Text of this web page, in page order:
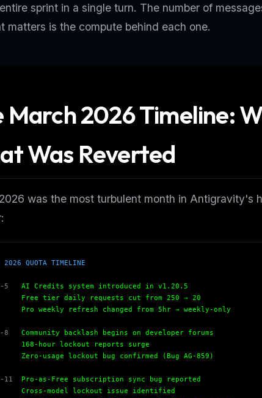
sprint in a single turn. The number of
matters is the compute behind each one.
March 2026 Timeline:
Was Reverted
was the most turbulent month in Antigravity's
2026 QUOTA TIMELINE
5 AI Credits system introduced in v1.20.5
tier daily requests cut from 250 → 20
weekly refresh changed from 5hr → weekly-only
8 Community backlash begins on developer forums
hour lockout reports surge
usage lockout bug confirmed (Bug AG-859)
11 Pro-as-Free subscription sync bug reported
model lockout issue identified
agent skill
· 2 min read
FREE NEWSLETTER
Email address
Get the weekly digest
No spam. Unsubscribe in one click.
Maybe later